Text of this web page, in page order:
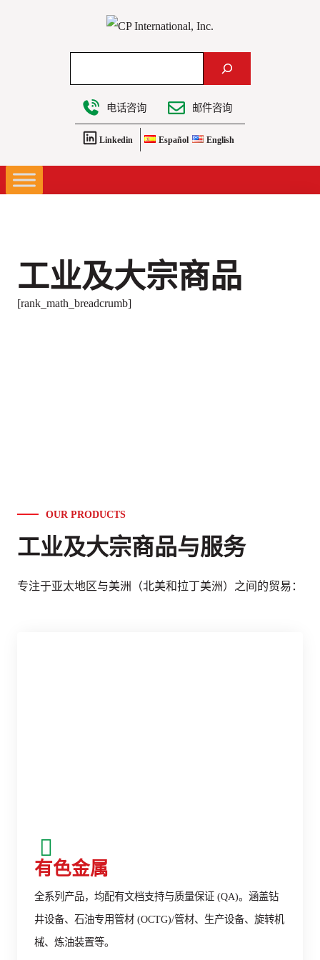
电话咨询 邮件咨询
Linkedin Español English
工业及大宗商品
[rank_math_breadcrumb]
OUR PRODUCTS
工业及大宗商品与服务
专注于亚太地区与美洲（北美和拉丁美洲）之间的贸易：
有色金属
全系列产品，均配有文档支持与质量保证 (QA)。涵盖钻
井设备、石油专用管材 (OCTG)/管材、生产设备、旋转机
械、炼油装置等。